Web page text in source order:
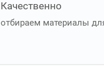
Качественно
отбираем материалы